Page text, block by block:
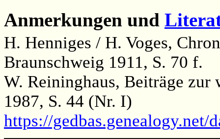
Anmerkungen und
H. Henniges / H. Voges,
Braunschweig 1911, S. 70 f.
W. Reininghaus, Beiträge
1987, S. 44 (Nr. I)
https://gedbas.genealogy.net/